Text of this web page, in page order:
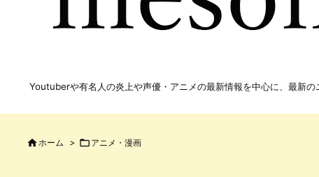
Youtuberや有名人の炎上や声優・アニメの最新情報を中心に、最新
 ホーム >  アニメ・漫画